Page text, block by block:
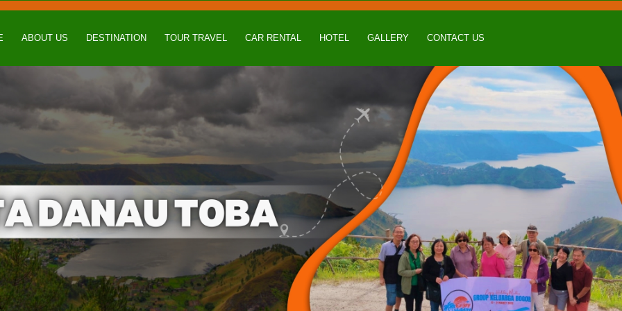
ABOUT US DESTINATION TOUR TRAVEL CAR RENTAL HOTEL GALLERY CONTACT US